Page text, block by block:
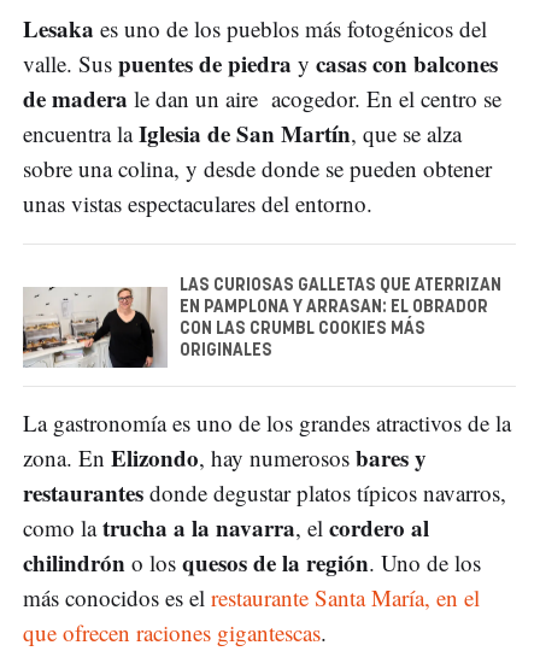
Lesaka es uno de los pueblos más fotogénicos del
valle. Sus puentes de piedra y casas con balcones
de madera le dan un aire acogedor. En el centro se
encuentra laIglesia de San Martín, que se alza
sobre una colina, y desde donde se pueden obtener
unas vistas espectaculares del entorno.
LAS CURIOSAS GALLETAS QUE ATERRIZAN
EN PAMPLONA Y ARRASAN: EL OBRADOR
CON LAS CRUMBL COOKIES MÁS
ORIGINALES
La gastronomía es uno de los grandes atractivos de la
zona. En Elizondo, hay numerosos bares y
restaurantes donde degustar platos típicos navarros,
como latrucha a la navarra, el cordero al
chilindrón o los quesos de la región. Uno de los
más conocidos es el restaurante Santa María, en el
que ofrecen raciones gigantescas.